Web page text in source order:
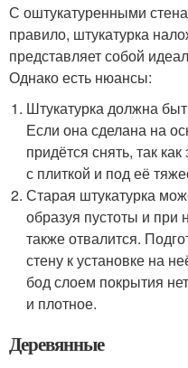
С оштукатуренными
правило, штукатурка
представляет собой
Однако есть нюансы:
Штукатурка должна
Если она сделана на
придётся снять, так
с плиткой и под её
Старая штукатурка
образуя пустоты и при
также отвалится.
стену к установке на
бод слоем покрытия
и плотное.
Деревянные